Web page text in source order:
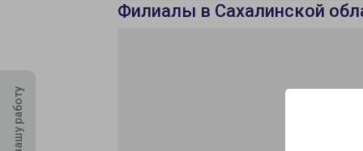
Филиалы в Сахалинской